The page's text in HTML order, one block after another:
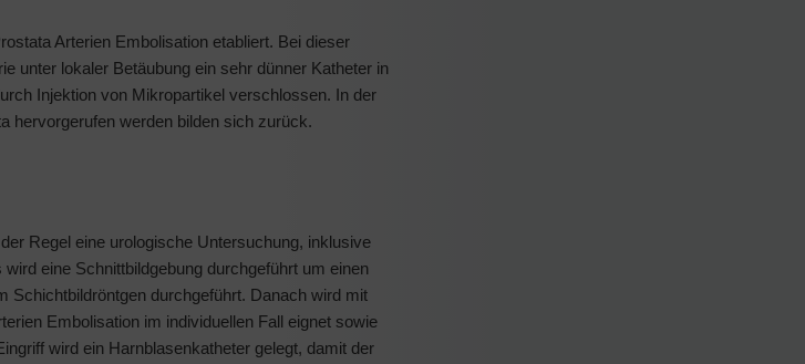
Arterien Embolisation etabliert. Bei dieser
unter lokaler Betäubung ein sehr dünner Katheter in
Injektion von Mikropartikel verschlossen. In der
hervorgerufen werden bilden sich zurück.
Regel eine urologische Untersuchung, inklusive
eine Schnittbildgebung durchgeführt um einen
Schichtbildröntgen durchgeführt. Danach wird mit
Embolisation im individuellen Fall eignet sowie
wird ein Harnblasenkatheter gelegt, damit der